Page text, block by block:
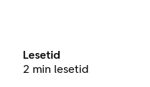
Lesetid
2 min lesetid